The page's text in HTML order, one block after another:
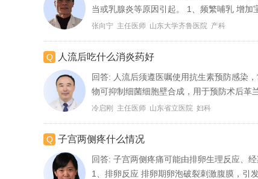
当或乳腺炎等原因引起。 1、频繁哺乳 增加
张向宁 主任医师 山东大学齐鲁医院 产科
人流后吃什么消炎药好
回答: 人流后须遵医嘱使用抗生素预防感染
物可抑制细菌细胞壁合成，用于预防术后革
冷启刚 主任医师 山东省立医院 妇科
子宫两侧疼什么情况
回答: 子宫两侧疼痛可能由排卵生理反应、
1、排卵反应 排卵期卵泡破裂刺激腹膜，引